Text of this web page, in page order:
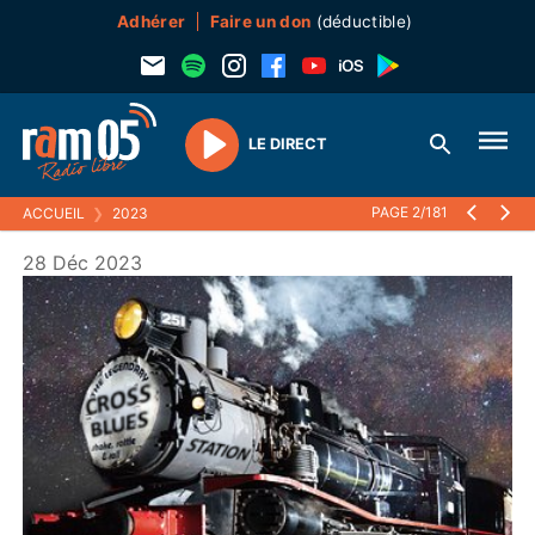
Adhérer Faire un don (déductible)
Play
LE DIRECT
ACCUEIL ❯ 2023 PAGE 2/181
28 Déc 2023